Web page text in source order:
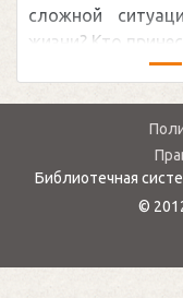
сложной
жизни? Кто
Библиотечная
©